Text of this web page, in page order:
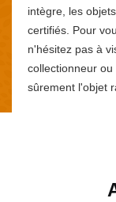
intègre, les
certifiés. Pour
n'hésitez pas à
collectionneur
sûrement l'objet